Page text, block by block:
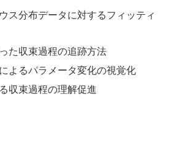
ス分布データに対するフィッティ
た収束過程の追跡方法
よるパラメータ変化の視覚化
収束過程の理解促進